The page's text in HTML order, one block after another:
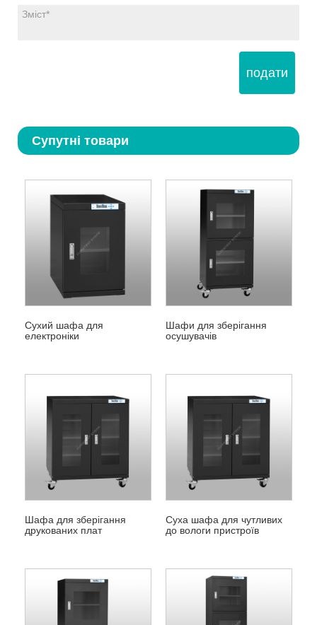
подати
Супутні товари
Сухий шафа для
електроніки
Шафи для зберігання
осушувачів
Шафа для зберігання
друкованих плат
Суха шафа для чутливих
до вологи пристроїв